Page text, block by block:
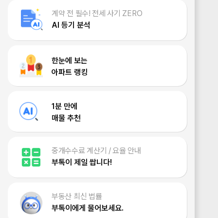
계약 전 필수! 전세 사기 ZERO
AI 등기 분석
한눈에 보는
아파트 랭킹
1분 만에
매물 추천
중개수수료 계산기 / 요율 안내
부톡이 제일 쌉니다!
부동산 최신 법률
부톡이에게 물어보세요.